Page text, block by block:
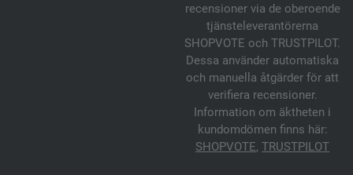
recensioner via de oberoende
tjänsteleverantörerna
SHOPVOTE och TRUSTPILOT.
Dessa använder automatiska
och manuella åtgärder för att
verifiera recensioner.
Information om äktheten i
kundomdömen finns här:
SHOPVOTE, TRUSTPILOT